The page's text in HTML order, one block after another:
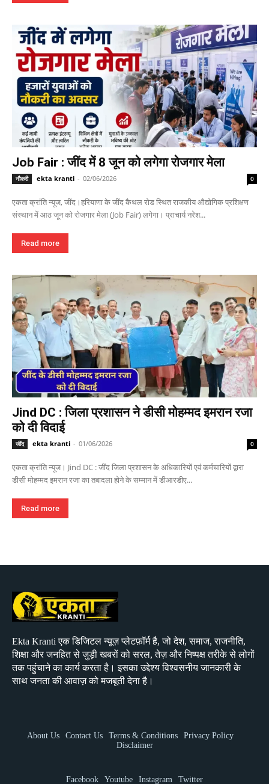
Job Fair : जींद में 8 जून को लगेगा रोजगार मेला
नौकरी ekta kranti - 02/06/2026 0
एकता क्रांति न्यूज, जींद।हरियाणा के जींद कैथल रोड स्थित राजकीय औद्योगिक प्रशिक्षण
संस्थान में आठ जून को रोजगार मेला (Job Fair) लगेगा। प्राचार्य नरेश...
Read more
Jind DC : जिला प्रशासन ने डीसी मोहम्मद इमरान रजा
को दी विदाई
जींद ekta kranti - 01/06/2026 0
एकता क्रांति न्यूज। Jind DC : जींद जिला प्रशासन के अधिकारियों एवं कर्मचारियों द्वारा
डीसी मोहम्मद इमरान रजा का तबादला होने के सम्मान में डीआरडीए...
Read more
Ekta Kranti एक डिजिटल न्यूज़ प्लेटफ़ॉर्म है, जो देश, समाज, राजनीति,
शिक्षा और जनहित से जुड़ी खबरों को सरल, तेज़ और निष्पक्ष तरीके से लोगों
तक पहुंचाने का कार्य करता है। इसका उद्देश्य विश्वसनीय जानकारी के
साथ जनता की आवाज़ को मजबूती देना है।
About Us Contact Us Terms & Conditions
Privacy Policy
Disclaimer
Facebook Youtube Instagram Twitter